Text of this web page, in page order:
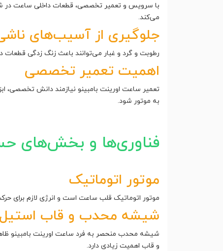
با سرویس و تعمیر تخصصی، قطعات داخلی ساعت در
می‌کند.
جلوگیری از آسیب‌های
رطوبت و گرد و غبار می‌توانند باعث زنگ زدگی
اهمیت تعمیر تخصصی
تعمیر ساعت اورینت بامبینو نیازمند دانش
به موتور شود.
فناوری‌ها و بخش‌های
موتور اتوماتیک
موتور اتوماتیک قلب ساعت است و انرژی لازم برای
شیشه محدب و قاب استیل
شیشه محدب منحصر به فرد ساعت اورینت بامبینو
و قاب اهمیت زیادی دارد.